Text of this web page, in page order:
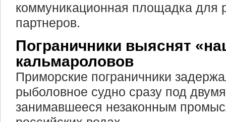
коммуникационная площадка для
партнеров.
Пограничники выяснят
кальмароловов
Приморские пограничники
рыболовное судно сразу под
занимавшееся незаконным